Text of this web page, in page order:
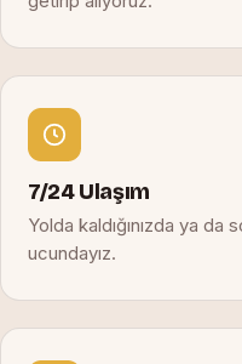
7/24 Ulaşım
Yolda kaldığınızda ya
ucundayız.